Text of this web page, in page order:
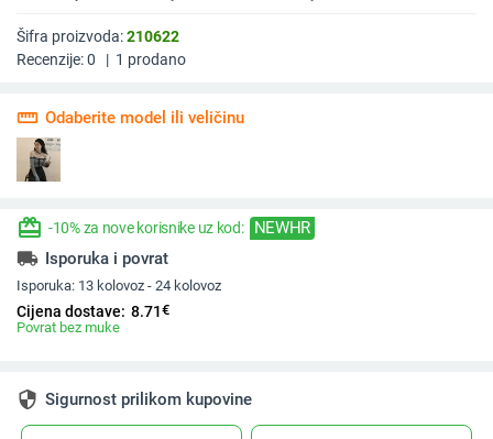
Šifra proizvoda:210622
Recenzije:0 | 1 prodano
straighten Odaberite model ili veličinu
redeem -10% za nove korisnike uz kod: NEWHR
local_shipping Isporuka i povrat
Isporuka: 13 kolovoz - 24 kolovoz
Cijena dostave: 8.71€
Povrat bez muke
security Sigurnost prilikom kupovine